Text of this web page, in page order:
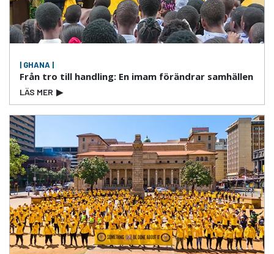
| GHANA |
Från tro till handling: En imam förändrar samhällen
LÄS MER ▶